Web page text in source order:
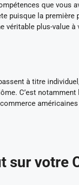
que vous
puisque la première
véritable plus-value
à titre
C’est
sur votre